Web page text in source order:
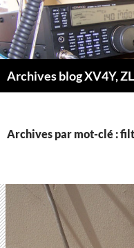
Aller
au
contenu
Archives blog XV4Y,
Archives par mot-clé :